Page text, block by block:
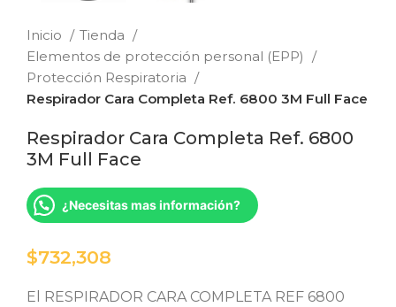
Inicio
Tienda
Elementos de protección personal (EPP)
Protección Respiratoria
Respirador Cara Completa Ref. 6800 3M Full Face
Respirador Cara Completa Ref. 6800
3M Full Face
¿Necesitas mas información?
$
El RESPIRADOR CARA COMPLETA REF 6800